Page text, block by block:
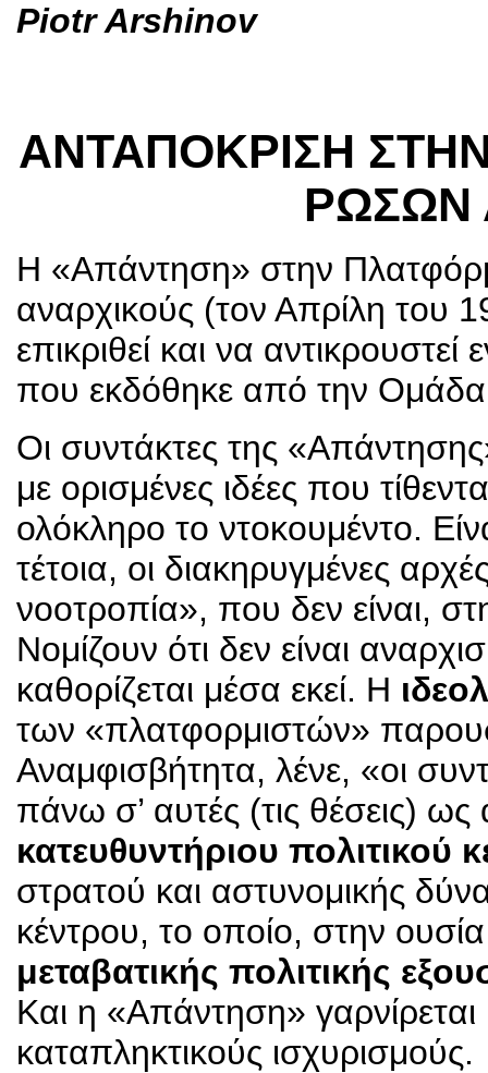
Piotr Arshinov
ΑΝΤΑΠΟΚΡΙΣΗ
ΡΩΣΩΝ
Η «Απάντηση» στην
αναρχικούς (τον Απρίλη του
επικριθεί και να
που εκδόθηκε από την
Οι συντάκτες της
με ορισμένες ιδέες που
ολόκληρο το ντοκουμέντο.
τέτοια, οι διακηρυγμένες
νοοτροπία», που δεν είναι,
Νομίζουν ότι δεν είναι
καθορίζεται μέσα εκεί. Η
των «πλατφορμιστών»
Αναμφισβήτητα, λένε, «οι
πάνω σ’ αυτές (τις θέσεις)
κατευθυντήριου πολιτικού
στρατού και αστυνομικής
κέντρου, το οποίο, στην
μεταβατικής πολιτικής
Και η «Απάντηση»
καταπληκτικούς ισχυρισμούς.